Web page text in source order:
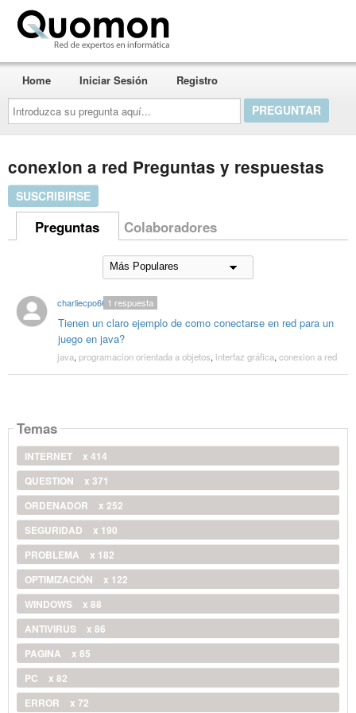
Introduzca
su
pregunta
aquí...
Home Iniciar Sesión Registro
conexion a red Preguntas y respuestas
SUSCRIBIRSE
Preguntas Colaboradores
charliecpo66
Tienen un claro ejemplo de como conectarse en red para un
juego en java?
1 respuesta
java, programacion orientada a objetos, interfaz gráfica, conexion a red
Temas
INTERNET
x 414
QUESTION
x 371
ORDENADOR
x 252
SEGURIDAD
x 190
PROBLEMA
x 182
OPTIMIZACIÓN
x 122
WINDOWS
x 88
ANTIVIRUS
x 86
PAGINA
x 85
PC
x 82
ERROR
x 72